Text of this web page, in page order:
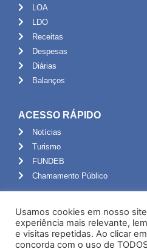
LOA
LDO
Receitas
Despesas
Diárias
Balanços
ACESSO RÁPIDO
Notícias
Turismo
FUNDEB
Chamamento Público
Portal do Servidor
Webmail
Usamos cookies em nosso
experiência mais relevante,
e visitas repetidas. Ao clicar
concorda com o uso de